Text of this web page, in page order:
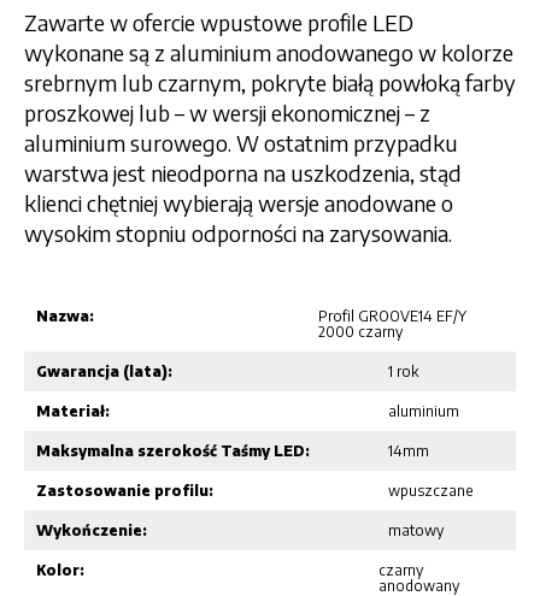
Zawarte w ofercie wpustowe profile LED
wykonane są z aluminium anodowanego w kolorze
srebrnym lub czarnym, pokryte białą powłoką farby
proszkowej lub – w wersji ekonomicznej – z
aluminium surowego. W ostatnim przypadku
warstwa jest nieodporna na uszkodzenia, stąd
klienci chętniej wybierają wersje anodowane o
wysokim stopniu odporności na zarysowania.
Nazwa:
Profil GROOVE14 EF/Y
2000 czarny
Gwarancja (lata): 1 rok
Materiał: aluminium
Maksymalna szerokość Taśmy LED: 14mm
Zastosowanie profilu: wpuszczane
Wykończenie: matowy
Kolor:
czarny
anodowany